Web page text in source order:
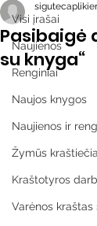
Visi įrašai
Naujienos
Renginiai
Naujos knygos
Naujienos ir
Žymūs
Kraštotyros
Varėnos kraštas
Pasibaigė
su knyga“